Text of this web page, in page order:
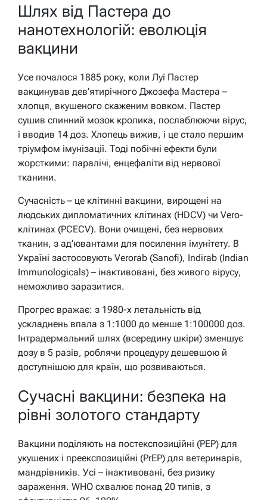
Шлях від Пастера до
нанотехнологій: еволюція
вакцини
Усе почалося 1885 року, коли Луї Пастер
вакцинував дев’ятирічного Джозефа Мастера –
хлопця, вкушеного скаженим вовком. Пастер
сушив спинний мозок кролика, послаблюючи вірус,
і вводив 14 доз. Хлопець вижив, і це стало першим
тріумфом імунізації. Тоді побічні ефекти були
жорсткими: паралічі, енцефаліти від нервової
тканини.
Сучасність – це клітинні вакцини, вирощені на
людських дипломатичних клітинах (HDCV) чи Vero-
клітинах (PCECV). Вони очищені, без нервових
тканин, з ад’ювантами для посилення імунітету. В
Україні застосовують Verorab (Sanofi), Indirab (Indian
Immunologicals) – інактивовані, без живого вірусу,
неможливо заразитися.
Прогрес вражає: з 1980-х летальність від
ускладнень впала з 1:1000 до менше 1:100000 доз.
Інтрадермальний шлях (всередину шкіри) зменшує
дозу в 5 разів, роблячи процедуру дешевшою й
доступнішою для країн, що розвиваються.
Сучасні вакцини: безпека на
рівні золотого стандарту
Вакцини поділяють на постекспозиційні (PEP) для
укушених і преекспозиційні (PrEP) для ветеринарів,
мандрівників. Усі – інактивовані, без ризику
зараження. WHO схвалює понад 20 типів, з